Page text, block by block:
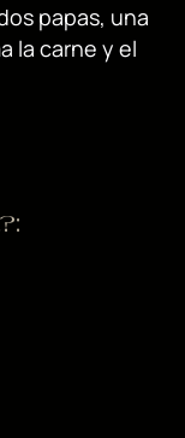
papas, una
la carne y el